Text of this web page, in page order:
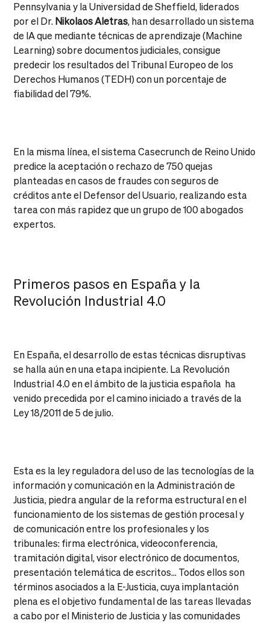
Pennsylvania y la Universidad de Sheffield, liderados
por el Dr.Nikolaos Aletras, han desarrollado un sistema
de IA que mediante técnicas de aprendizaje (Machine
Learning) sobre documentos judiciales, consigue
predecir los resultados del Tribunal Europeo de los
Derechos Humanos (TEDH) con un porcentaje de
fiabilidad del 79%.
En la misma línea, el sistema Casecrunch de Reino Unido
predice la aceptación o rechazo de 750 quejas
planteadas en casos de fraudes con seguros de
créditos ante el Defensor del Usuario, realizando esta
tarea con más rapidez que un grupo de 100 abogados
expertos.
Primeros pasos en España y la
Revolución Industrial 4.0
En España, el desarrollo de estas técnicas disruptivas
se halla aún en una etapa incipiente. La Revolución
Industrial 4.0 en el ámbito de la justicia española ha
venido precedida por el camino iniciado a través de la
Ley 18/2011 de 5 de julio.
Esta es la ley reguladora del uso de las tecnologías de la
información y comunicación en la Administración de
Justicia, piedra angular de la reforma estructural en el
funcionamiento de los sistemas de gestión procesal y
de comunicación entre los profesionales y los
tribunales: firma electrónica, videoconferencia,
tramitación digital, visor electrónico de documentos,
presentación telemática de escritos… Todos ellos son
términos asociados a la E-Justicia, cuya implantación
plena es el objetivo fundamental de las tareas llevadas
a cabo por el Ministerio de Justicia y las comunidades